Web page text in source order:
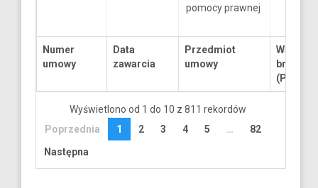
Numer
umowy
Data
zawarcia
Przedmiot
umowy
Wartość
brutto
(PLN)
pomocy prawnej
Wyświetlono od 1 do 10 z 811 rekordów
Poprzednia
1 2 3 4 5 …
82
Następna